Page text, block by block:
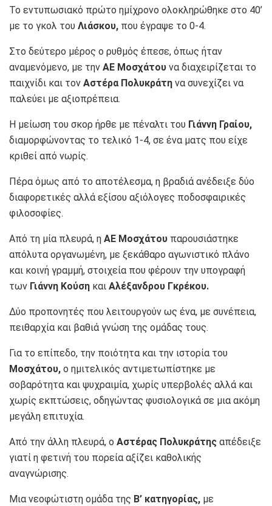
Το εντυπωσιακό πρώτο ημίχρονο ολοκληρώθηκε στο 40’
με το γκολ του Λιάσκου, που έγραψε το 0-4.
Στο δεύτερο μέρος ο ρυθμός έπεσε, όπως ήταν
αναμενόμενο, με την ΑΕ Μοσχάτου να διαχειρίζεται το
παιχνίδι και τον Αστέρα Πολυκράτη να συνεχίζει να
παλεύει με αξιοπρέπεια.
Η μείωση του σκορ ήρθε με πέναλτι του Γιάννη Γραίου,
διαμορφώνοντας το τελικό 1-4, σε ένα ματς που είχε
κριθεί από νωρίς.
Πέρα όμως από το αποτέλεσμα, η βραδιά ανέδειξε δύο
διαφορετικές αλλά εξίσου αξιόλογες ποδοσφαιρικές
φιλοσοφίες.
Από τη μία πλευρά, η ΑΕ Μοσχάτου παρουσιάστηκε
απόλυτα οργανωμένη, με ξεκάθαρο αγωνιστικό πλάνο
και κοινή γραμμή, στοιχεία που φέρουν την υπογραφή
των Γιάννη Κούση και Αλέξανδρου Γκρέκου.
Δύο προπονητές που λειτουργούν ως ένα, με συνέπεια,
πειθαρχία και βαθιά γνώση της ομάδας τους.
Για το επίπεδο, την ποιότητα και την ιστορία του
Μοσχάτου, ο ημιτελικός αντιμετωπίστηκε με
σοβαρότητα και ψυχραιμία, χωρίς υπερβολές αλλά και
χωρίς εκπτώσεις, οδηγώντας φυσιολογικά σε μια ακόμη
μεγάλη επιτυχία.
Από την άλλη πλευρά, ο Αστέρας Πολυκράτης απέδειξε
γιατί η φετινή του πορεία αξίζει καθολικής
αναγνώρισης.
Μια νεοφώτιστη ομάδα της Β’ κατηγορίας, με